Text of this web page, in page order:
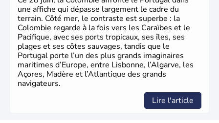
une affiche qui dépasse largement le cadre du
terrain. Côté mer, le contraste est superbe : la
Colombie regarde à la fois vers les Caraïbes et le
Pacifique, avec ses ports tropicaux, ses îles, ses
plages et ses côtes sauvages, tandis que le
Portugal porte l’un des plus grands imaginaires
maritimes d’Europe, entre Lisbonne, l’Algarve, les
Açores, Madère et l’Atlantique des grands
navigateurs.
Lire l'article